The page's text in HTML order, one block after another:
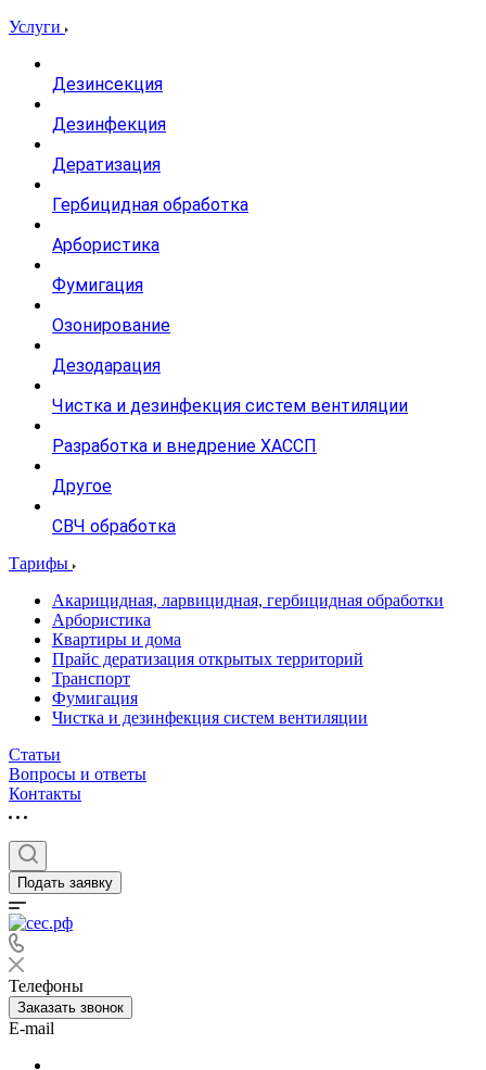
Услуги
Дезинсекция
Дезинфекция
Дератизация
Гербицидная обработка
Арбористика
Фумигация
Озонирование
Дезодарация
Чистка и дезинфекция систем вентиляции
Разработка и внедрение ХАССП
Другое
СВЧ обработка
Тарифы
Акарицидная, ларвицидная, гербицидная обработки
Арбористика
Квартиры и дома
Прайс дератизация открытых территорий
Транспорт
Фумигация
Чистка и дезинфекция систем вентиляции
Статьи
Вопросы и ответы
Контакты
Подать заявку
Телефоны
Заказать звонок
E-mail